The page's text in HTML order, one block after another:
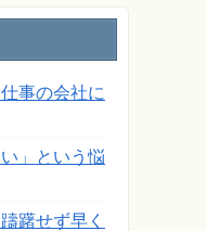
事の会社に
」という悩
躇せず早く